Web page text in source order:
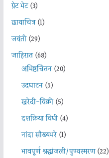
ग्रेट भेट(3)
छायाचित्र(1)
जयंती(29)
जाहिरात(68)
अभिष्ठचिंतन(20)
उदघाटन(5)
खरेदी-विक्री(5)
दशक्रिया विधी(4)
नांदा सौख्यभरे(1)
भावपूर्ण श्रद्धांजली/पुण्यस्मरण(22)